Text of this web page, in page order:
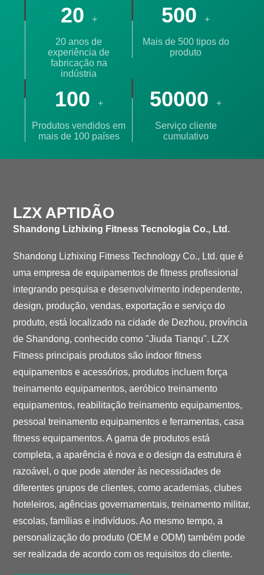
20 +
20 anos de
experiência de
fabricação na
indústria
500 +
Mais de 500 tipos do
produto
100 +
Produtos vendidos em
mais de 100 países
50000 +
Serviço cliente
cumulativo
LZX APTIDÃO
Shandong Lizhixing Fitness Tecnologia Co., Ltd.
Shandong Lizhixing Fitness Technology Co., Ltd. que é
uma empresa de equipamentos de fitness profissional
integrando pesquisa e desenvolvimento independente,
design, produção, vendas, exportação e serviço do
produto, está localizado na cidade de Dezhou, província
de Shandong, conhecido como "Jiuda Tianqu". LZX
Fitness principais produtos são indoor fitness
equipamentos e acessórios, produtos incluem força
treinamento equipamentos, aeróbico treinamento
equipamentos, reabilitação treinamento equipamentos,
pessoal treinamento equipamentos e ferramentas, casa
fitness equipamentos. A gama de produtos está
completa, a aparência é nova e o design da estrutura é
razoável, o que pode atender às necessidades de
diferentes grupos de clientes, como academias, clubes
hoteleiros, agências governamentais, treinamento militar,
escolas, famílias e indivíduos. Ao mesmo tempo, a
personalização do produto (OEM e ODM) também pode
ser realizada de acordo com os requisitos do cliente.